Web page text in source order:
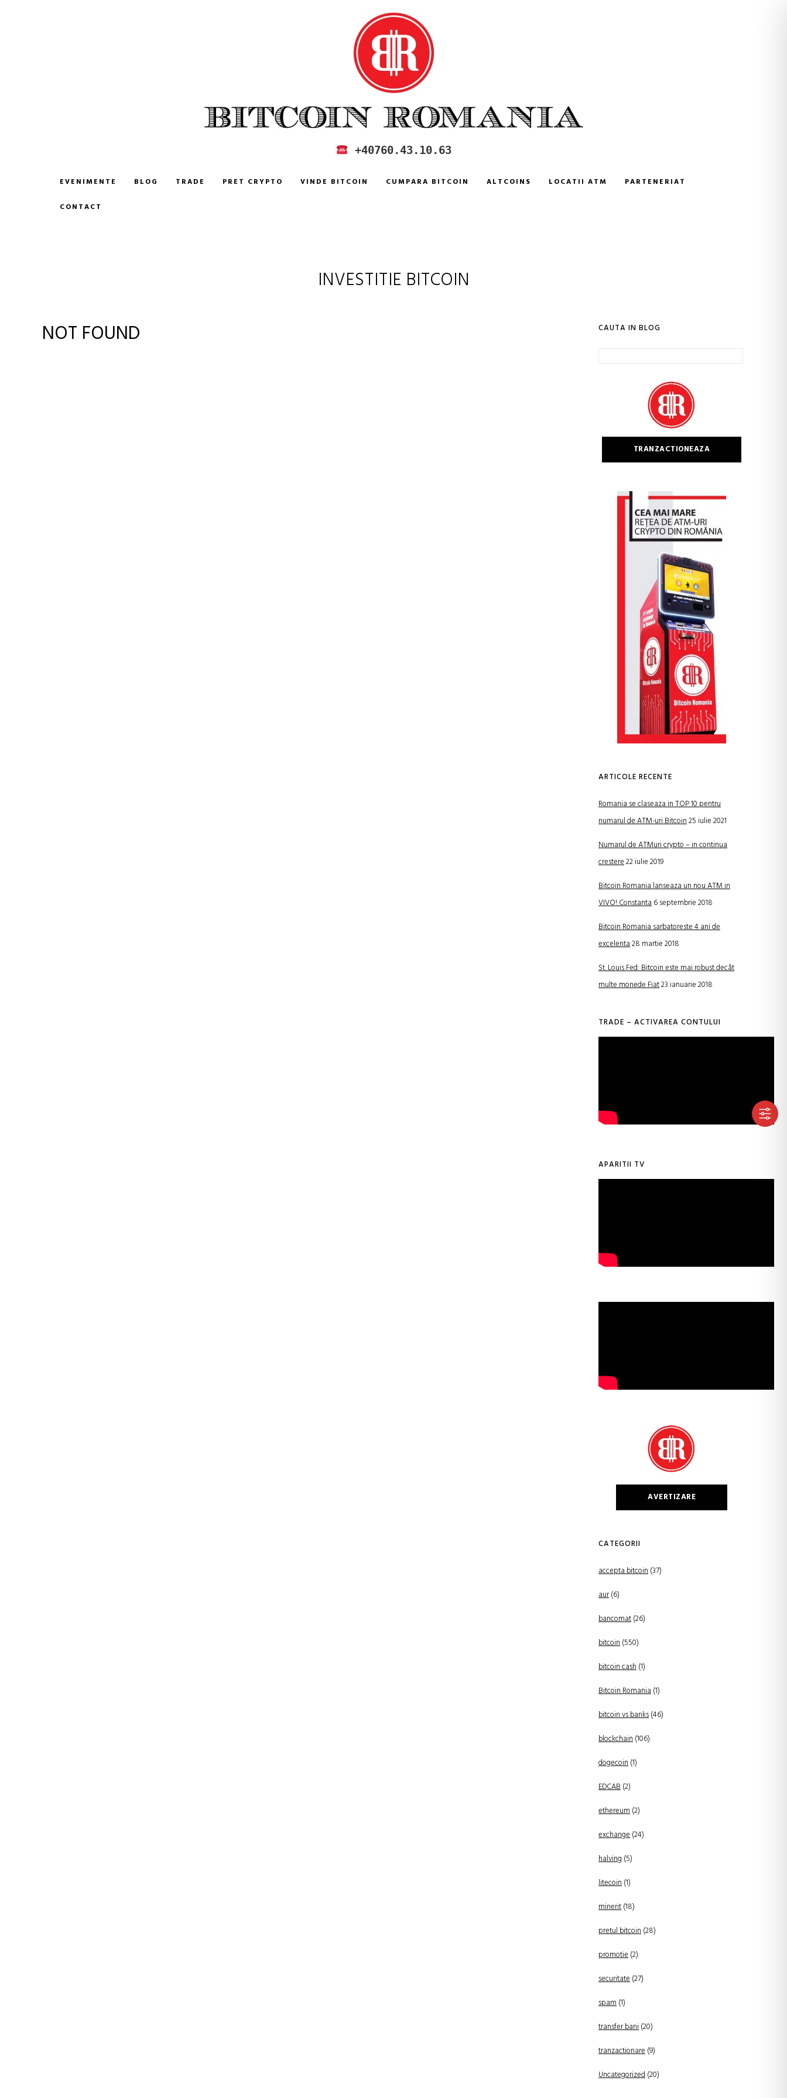
CUMPARA SI VINDE BITCOIN IN ROMANIA +40760.43.10.63
EVENIMENTE BLOG TRADE PRET CRYPTO VINDE BITCOIN CUMPARA BITCOIN ALTCOINS LOCATII ATM PARTENERIAT
CONTACT
INVESTITIE BITCOIN
NOT FOUND CAUTA IN BLOG
TRANZACTIONEAZA
ARTICOLE RECENTE
Romania se claseaza in TOP 10 pentru
numarul de ATM-uri Bitcoin25 iulie 2021
Numarul de ATMuri crypto – in continua
crestere22 iulie 2019
Bitcoin Romania lanseaza un nou ATM in
VIVO! Constanta6 septembrie 2018
Bitcoin Romania sarbatoreste 4 ani de
excelenta28 martie 2018
St. Louis Fed: Bitcoin este mai robust decât
multe monede Fiat23 ianuarie 2018
TRADE – ACTIVAREA CONTULUI
APARITII TV
AVERTIZARE
CATEGORII
accepta bitcoin(37)
aur(6)
bancomat(26)
bitcoin(550)
bitcoin cash(1)
Bitcoin Romania(1)
bitcoin vs banks(46)
blockchain(106)
dogecoin(1)
EDCAB(2)
ethereum(2)
exchange(24)
halving (5)
litecoin(1)
minerit(18)
pretul bitcoin(28)
promotie(2)
securitate(27)
spam(1)
transfer bani(20)
tranzactionare(9)
Uncategorized(20)